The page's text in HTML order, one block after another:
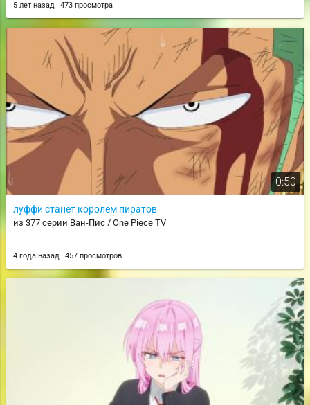
5 лет назад 473 просмотра
0:50
луффи станет королем пиратов
из 377 серии Ван-Пис / One Piece TV
4 года назад 457 просмотров